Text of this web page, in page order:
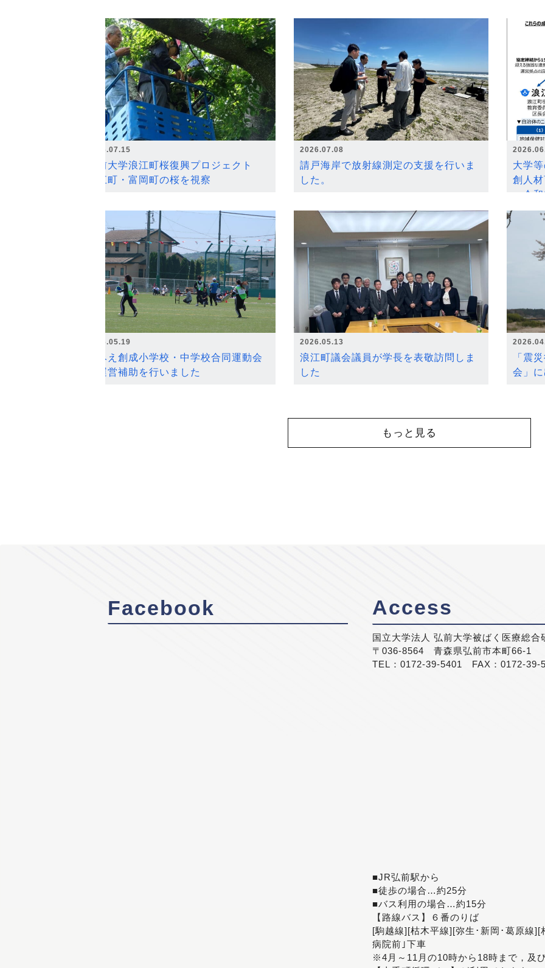
2026.07.15
弘前大学浪江町桜復興プロジェクト
浪江町・富岡町の桜を視察
2026.07.08
請戸海岸で放射線測定の支援を行いま
した。
大学
創人
～令
2026.05.19
なみえ創成小学校・中学校合同運動会
の運営補助を行いました
2026.05.13
浪江町議会議員が学長を表敬訪問しま
した
「震
会」
もっと見る
Facebook Access
国立大学法人 弘前大学被ばく医療総合
〒036-8564 青森県弘前市本町66-1
TEL：0172-39-5401 FAX：0172-39-
■JR弘前駅から
■徒歩の場合…約25分
■バス利用の場合…約15分
【路線バス】６番のりば
[駒越線][枯木平線][弥生･新岡･葛原線
病院前｣下車
※4月～11月の10時から18時まで，及